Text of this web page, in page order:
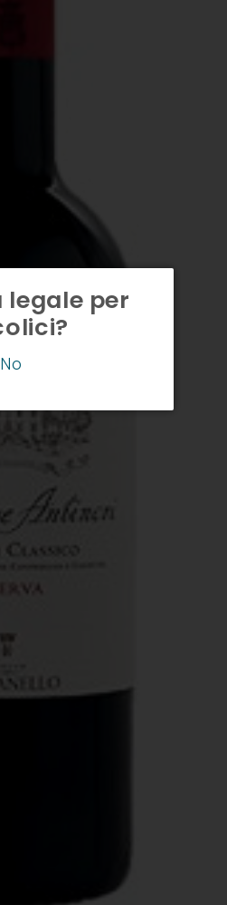
legale per
No